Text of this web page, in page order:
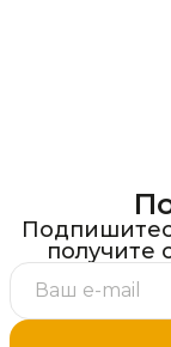
получите